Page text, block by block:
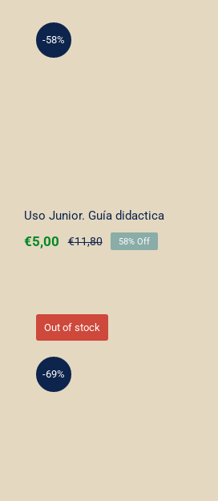
-58%
Uso Junior. Guía didactica
€11,80
€5,00 58% Off
Out of stock
-69%
Colección Tiempo: para